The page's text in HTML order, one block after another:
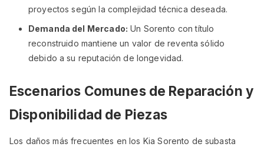
proyectos según la complejidad técnica deseada.
Demanda del Mercado: Un Sorento con título
reconstruido mantiene un valor de reventa sólido
debido a su reputación de longevidad.
Escenarios Comunes de Reparación y
Disponibilidad de Piezas
Los daños más frecuentes en los Kia Sorento de subasta